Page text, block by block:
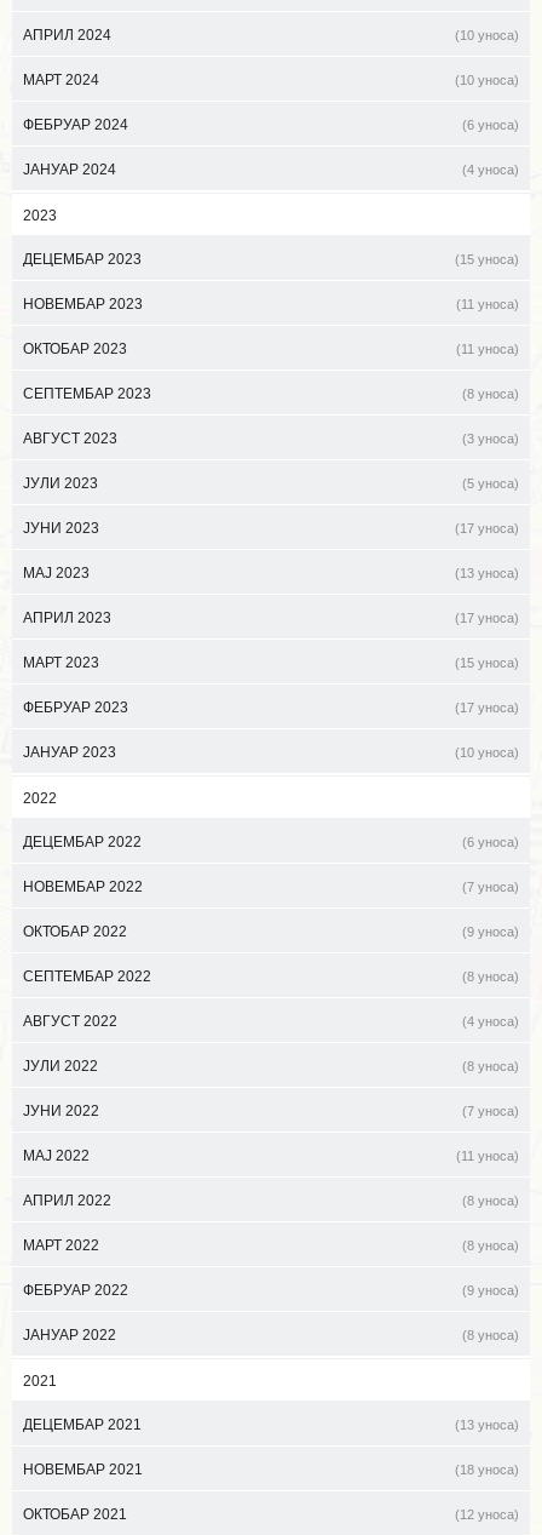
АПРИЛ 2024 (10 уноса)
МАРТ 2024 (10 уноса)
ФЕБРУАР 2024 (6 уноса)
ЈАНУАР 2024 (4 уноса)
2023
ДЕЦЕМБАР 2023 (15 уноса)
НОВЕМБАР 2023 (11 уноса)
ОКТОБАР 2023 (11 уноса)
СЕПТЕМБАР 2023 (8 уноса)
АВГУСТ 2023 (3 уноса)
ЈУЛИ 2023 (5 уноса)
ЈУНИ 2023 (17 уноса)
МАЈ 2023 (13 уноса)
АПРИЛ 2023 (17 уноса)
МАРТ 2023 (15 уноса)
ФЕБРУАР 2023 (17 уноса)
ЈАНУАР 2023 (10 уноса)
2022
ДЕЦЕМБАР 2022 (6 уноса)
НОВЕМБАР 2022 (7 уноса)
ОКТОБАР 2022 (9 уноса)
СЕПТЕМБАР 2022 (8 уноса)
АВГУСТ 2022 (4 уноса)
ЈУЛИ 2022 (8 уноса)
ЈУНИ 2022 (7 уноса)
МАЈ 2022 (11 уноса)
АПРИЛ 2022 (8 уноса)
МАРТ 2022 (8 уноса)
ФЕБРУАР 2022 (9 уноса)
ЈАНУАР 2022 (8 уноса)
2021
ДЕЦЕМБАР 2021 (13 уноса)
НОВЕМБАР 2021 (18 уноса)
ОКТОБАР 2021 (12 уноса)